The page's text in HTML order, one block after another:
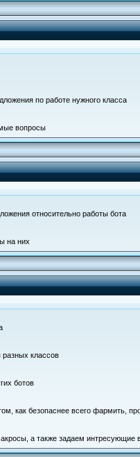
по работе нужного класса
вопросы
относительно работы бота
на них
разных классов
ботов
как безопаснее всего фармить,
а также задаем интресующие